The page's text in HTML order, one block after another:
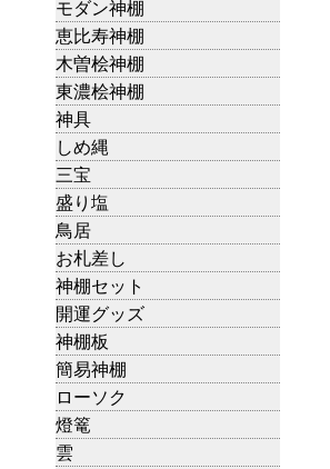
モダン神棚
恵比寿神棚
木曽桧神棚
東濃桧神棚
神具
しめ縄
三宝
盛り塩
鳥居
お札差し
神棚セット
開運グッズ
神棚板
簡易神棚
ローソク
燈篭
雲